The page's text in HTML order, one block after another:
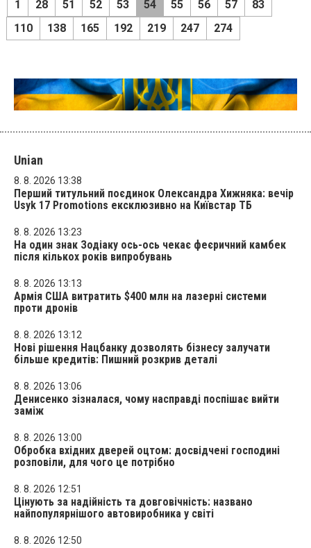
1 28 51 52 53 54 55 56 57
83
110
138 165 192 219 247 274
Unian
8. 8. 2026 13:38
Перший титульний поєдинок Олександра Хижняка: вечір
Usyk 17 Promotions ексклюзивно на Київстар ТБ
8. 8. 2026 13:23
На один знак Зодіаку ось-ось чекає феєричний камбек
після кількох років випробувань
8. 8. 2026 13:13
Армія США витратить $400 млн на лазерні системи
проти дронів
8. 8. 2026 13:12
Нові рішення Нацбанку дозволять бізнесу залучати
більше кредитів: Пишний розкрив деталі
8. 8. 2026 13:06
Денисенко зізналася, чому насправді поспішає вийти
заміж
8. 8. 2026 13:00
Обробка вхідних дверей оцтом: досвідчені господині
розповіли, для чого це потрібно
8. 8. 2026 12:51
Цінують за надійність та довговічність: названо
найпопулярнішого автовиробника у світі
8. 8. 2026 12:50